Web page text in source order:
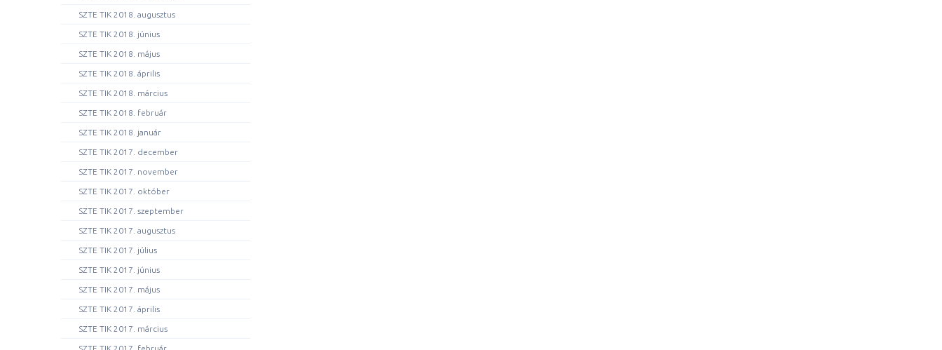
SZTE TIK 2018. augusztus
SZTE TIK 2018. június
SZTE TIK 2018. május
SZTE TIK 2018. április
SZTE TIK 2018. március
SZTE TIK 2018. február
SZTE TIK 2018. január
SZTE TIK 2017. december
SZTE TIK 2017. november
SZTE TIK 2017. október
SZTE TIK 2017. szeptember
SZTE TIK 2017. augusztus
SZTE TIK 2017. július
SZTE TIK 2017. június
SZTE TIK 2017. május
SZTE TIK 2017. április
SZTE TIK 2017. március